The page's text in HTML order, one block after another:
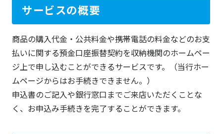
サービスの概要
商品の購入代金・公共料金や携帯電話の料金などのお支
払いに関する預金口座振替契約を収納機関のホームペー
ジ上で申し込むことができるサービスです。（当行ホー
ムページからはお手続きできません。）
申込書のご記入や銀行窓口までご来店いただくことな
く、お申込み手続きを完了することができます。